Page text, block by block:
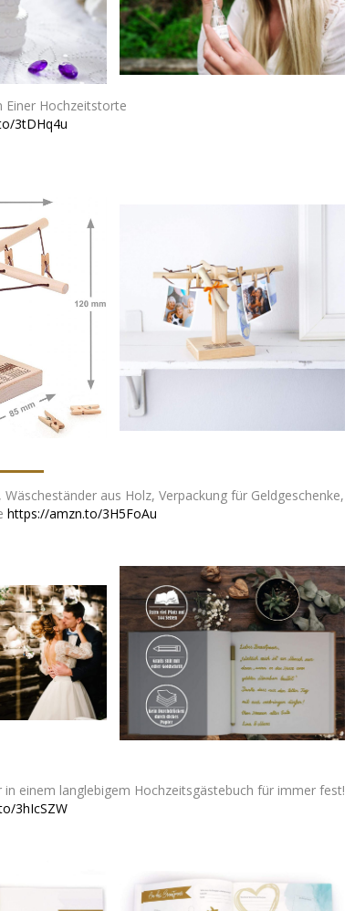
Einer Hochzeitstorte
3tDHq4u
aus Holz, Verpackung für Geldgeschenke,
https://amzn.to/3H5FoAu
in einem langlebigem Hochzeitsgästebuch für immer fest!
3hIcSZW